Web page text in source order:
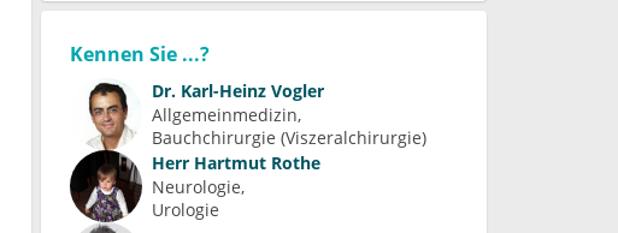
Kennen Sie ...?
Dr. Karl-Heinz Vogler
Allgemeinmedizin
Bauchchirurgie (Viszeralchirurgie)
Herr Hartmut Rothe
Neurologie
Urologie